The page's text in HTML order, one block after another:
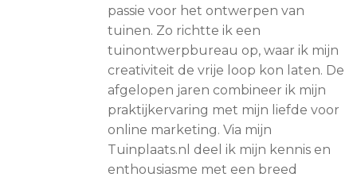
passie voor het ontwerpen van
tuinen. Zo richtte ik een
tuinontwerpbureau op, waar ik mijn
creativiteit de vrije loop kon laten. De
afgelopen jaren combineer ik mijn
praktijkervaring met mijn liefde voor
online marketing. Via mijn
Tuinplaats.nl deel ik mijn kennis en
enthousiasme met een breed